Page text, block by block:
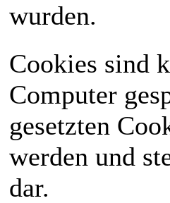
wurden.
Cookies sind
Computer
gesetzten
werden und
dar.